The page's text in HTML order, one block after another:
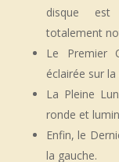
disque est
totalement
Le Premier
éclairée sur
La Pleine
ronde et
Enfin, le
la gauche.